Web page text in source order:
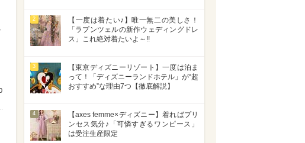
2
【一度は着たい♪】唯一無二の美しさ！
「ラプンツェルの新作ウェディングドレ
ス」これ絶対着たいよ～!!
3
【東京ディズニーリゾート】一度は泊ま
って！「ディズニーランドホテル」が“超
おすすめ”な理由7つ【徹底解説】
4
【axes femme×ディズニー】着ればプリ
ンセス気分♪「可憐すぎるワンピース」
は受注生産限定